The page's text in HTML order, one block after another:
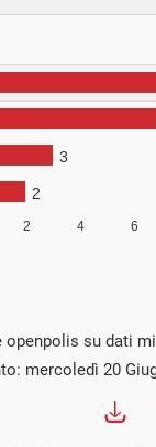
openpolis su dati
mercoledì 20